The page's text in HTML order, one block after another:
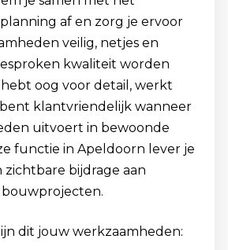
af en zorg je ervoor
veilig, netjes en
kwaliteit worden
oog voor detail, werkt
klantvriendelijk wanneer
uitvoert in bewoonde
functie in Apeldoorn lever je
zichtbare bijdrage aan
dit jouw werkzaamheden: